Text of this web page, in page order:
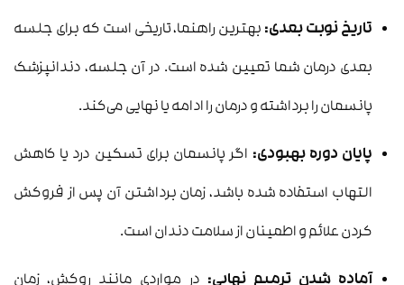
تاریخ نوبت بعدی: بهترین راهنما، تاریخی است که برای جلسه
بعدی درمان شما تعیین شده است. در آن جلسه، دندانپزشک
پانسمان را برداشته و درمان را ادامه یا نهایی می‌کند.
پایان دوره بهبودی: اگر پانسمان برای تسکین درد یا کاهش
التهاب استفاده شده باشد، زمان برداشتن آن پس از فروکش
کردن علائم و اطمینان از سلامت دندان است.
آماده شدن ترمیم نهایی: در مواردی مانند روکش، زمان